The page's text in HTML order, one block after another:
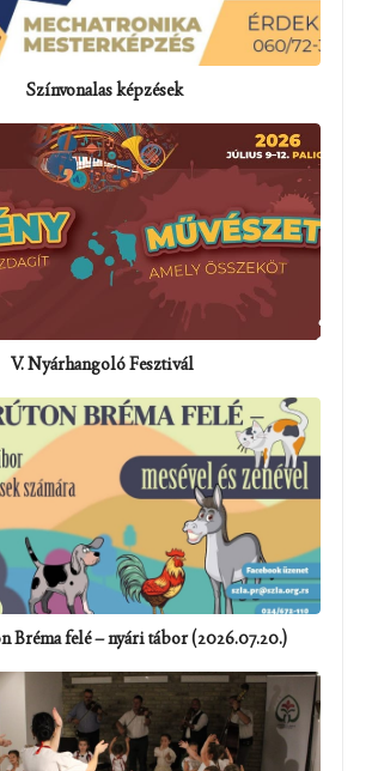
Színvonalas képzések
V. Nyárhangoló Fesztivál
Bréma felé – nyári tábor (2026.07.20.)